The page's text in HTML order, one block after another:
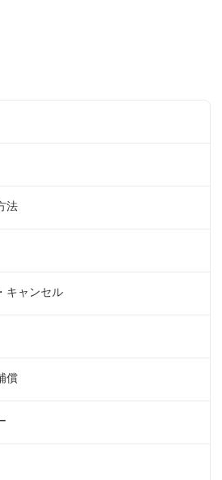
法
キャンセル
償